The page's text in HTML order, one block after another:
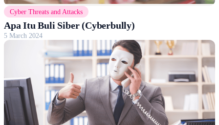
Cyber Threats and Attacks
Apa Itu Buli Siber (Cyberbully)
5 March 2024